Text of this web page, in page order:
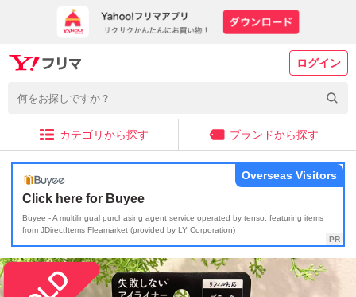
ログイン
カテゴリから探す ブランドから探す
Click here for Buyee
Buyee - A multilingual purchasing agent service operated by tenso, featuring items
from JDirectItems Fleamarket (provided by LY Corporation)
Overseas Visitors